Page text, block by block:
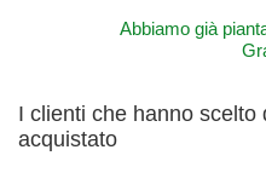
Abbiamo già
I clienti che hanno scelto
acquistato